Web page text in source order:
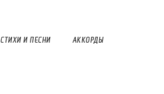
СТИХИ И ПЕСНИ АККОРДЫ